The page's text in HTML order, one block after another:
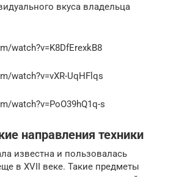
вкуса владельца
watch?v=K8DfErexkB8
watch?v=vXR-UqHFlqs
watch?v=PoO39hQ1q-s
направления техники
известна и пользовалась
в XVII веке. Такие предметы